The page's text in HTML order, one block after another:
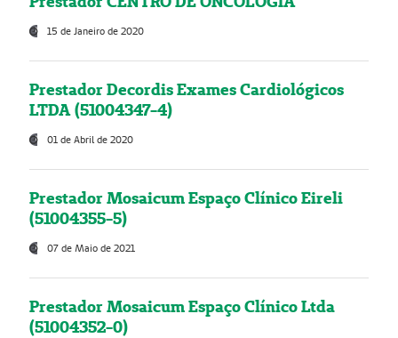
15 de Janeiro de 2020
Prestador Decordis Exames Cardiológicos
LTDA (51004347-4)
01 de Abril de 2020
Prestador Mosaicum Espaço Clínico Eireli
(51004355-5)
07 de Maio de 2021
Prestador Mosaicum Espaço Clínico Ltda
(51004352-0)